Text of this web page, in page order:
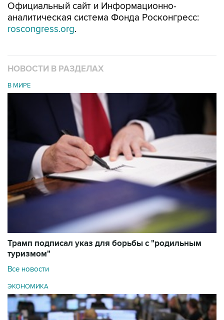
Официальный сайт и Информационно-
аналитическая система Фонда Росконгресс:
roscongress.org.
НОВОСТИ В РАЗДЕЛАХ
В МИРЕ
Трамп подписал указ для борьбы с "родильным
туризмом"
Все новости
ЭКОНОМИКА